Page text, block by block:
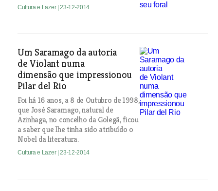
Cultura e Lazer | 23-12-2014
Um Saramago da autoria
de Violant numa
dimensão que impressionou
Pilar del Rio
Foi há 16 anos, a 8 de Outubro de 1998,
que José Saramago, natural de
Azinhaga, no concelho da Golegã, ficou
a saber que lhe tinha sido atribuído o
Nobel da literatura.
Cultura e Lazer | 23-12-2014